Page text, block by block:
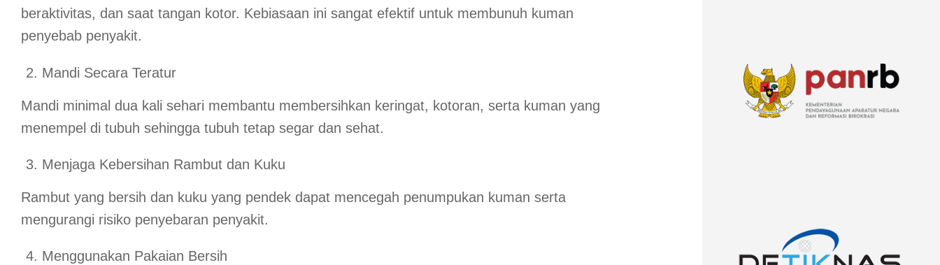
beraktivitas, dan saat tangan kotor. Kebiasaan ini sangat efektif untuk membunuh kuman
penyebab penyakit.
Mandi Secara Teratur
Mandi minimal dua kali sehari membantu membersihkan keringat, kotoran, serta kuman yang
menempel di tubuh sehingga tubuh tetap segar dan sehat.
Menjaga Kebersihan Rambut dan Kuku
Rambut yang bersih dan kuku yang pendek dapat mencegah penumpukan kuman serta
mengurangi risiko penyebaran penyakit.
Menggunakan Pakaian Bersih